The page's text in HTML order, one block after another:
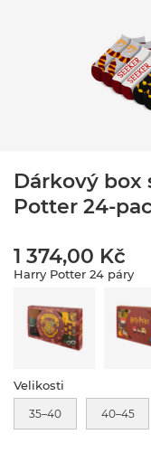
Dárkový box
Potter 24-
1 374,00 Kč
Harry Potter 24 páry
Velikosti
35–40 40–45